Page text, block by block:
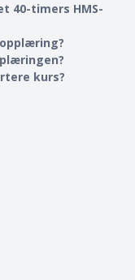
40-timers HMS-
kurs?